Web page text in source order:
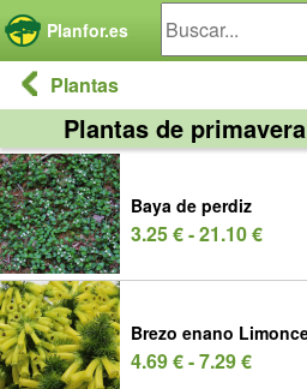
Planfor.es
Plantas
Plantas de
Baya de perdiz
3.25 € - 21.10 €
Brezo enano
4.69 € - 7.29 €
Panel de gestión de cookies